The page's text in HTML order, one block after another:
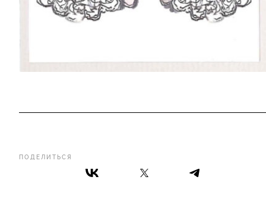
ПОДЕЛИТЬСЯ